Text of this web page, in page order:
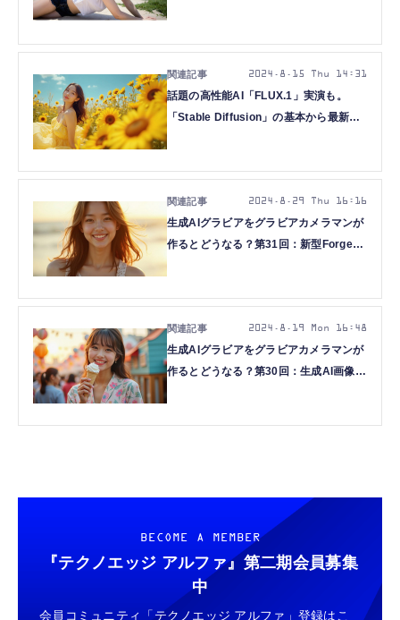
話題の高性能AI「FLUX.1」実演も。
「Stable Diffusion」の基本から最新技
プ（第2期第5回）を8月21日開催。参加
者募集します
2024.8.15 Thu 14:31
生成AIグラビアをグラビアカメラマンが
作るとどうなる？第31回：新型Forgeで
2024.8.29 Thu 16:16
生成AIグラビアをグラビアカメラマンが
作るとどうなる？第30回：生成AI画像の
2024.8.19 Mon 16:48
BECOME A MEMBER
『テクノエッジ アルファ』 第二期会員募集
中
会員コミュニティ「テクノエッジ アルファ」登録はこ